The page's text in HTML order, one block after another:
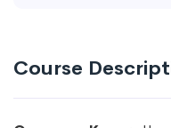
Course